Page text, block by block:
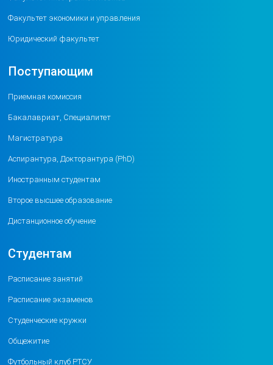
Факультет экономики и управления
Юридический факультет
Поступающим
Приемная комиссия
Бакалавриат, Специалитет
Магистратура
Аспирантура, Докторантура (PhD)
Иностранным студентам
Второе высшее образование
Дистанционное обучение
Студентам
Расписание занятий
Расписание экзаменов
Студенческие кружки
Общежитие
Футбольный клуб РТСУ